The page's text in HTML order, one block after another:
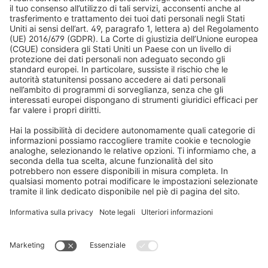
Motori per tapparelle
Zanzariere
Tende da sole
Domotica
Elettronica e radio
Tempi di consegna e spedizione
Metodi di pagamento
Condizioni del buono
Avvertenze di sicurezza
Registrazioni
Informazioni obbligatorie per i consumatori
Cosa dicono i nostri clienti
Metodi di pagamento
Partner di spedizione
Note legali
Termini e condizioni generali
Dichiarazione sull'accessibilità